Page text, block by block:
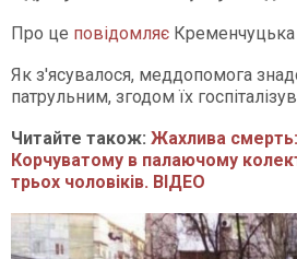
Про це повідомляє Кременчуцька
Як з'ясувалося, меддопомога
патрульним, згодом їх
Читайте також: Жахлива смерть:
Корчуватому в палаючому
трьох чоловіків. ВІДЕО